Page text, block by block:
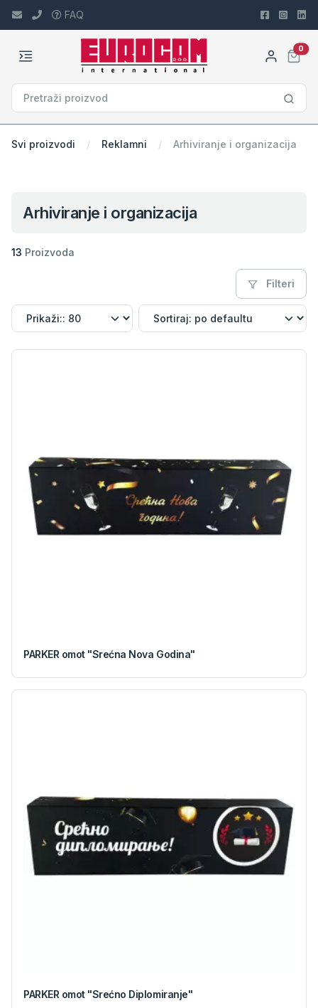
FAQ
0 cart
Svi proizvodi Reklamni Arhiviranje i organizacija
Arhiviranje i organizacija
13 Proizvoda
Filteri
PARKER omot "Srećna Nova Godina"
PARKER omot "Srećno Diplomiranje"